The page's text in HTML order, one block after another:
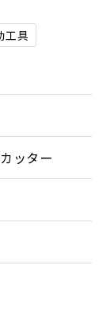
工具
ッター